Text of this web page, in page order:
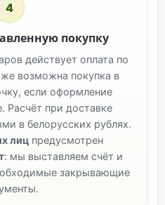
4
покупку
действует оплата по
возможна покупка в
если оформление
Расчёт при доставке
в белорусских рублях.
лицпредусмотрен
: мы выставляем счёт и
закрывающие